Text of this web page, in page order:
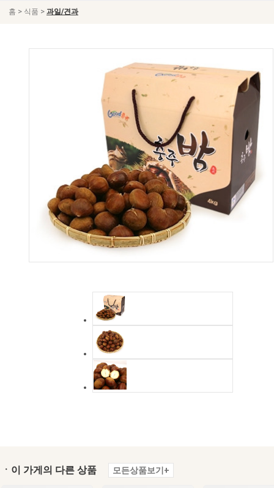
홈 > 식품 > 과일/견과
ㆍ이 가게의 다른 상품 모든상품보기+